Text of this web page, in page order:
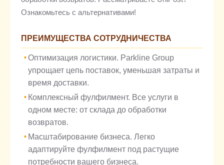
Ознакомьтесь с альтернативами!
ПРЕИМУЩЕСТВА СОТРУДНИЧЕСТВА
Оптимизация логистики. Parkline Group
упрощает цепь поставок, уменьшая затраты и
время доставки.
Комплексный фулфилмент. Все услуги в
одном месте: от склада до обработки
возвратов.
Масштабирование бизнеса. Легко
адаптируйте фулфилмент под растущие
потребности вашего бизнеса.